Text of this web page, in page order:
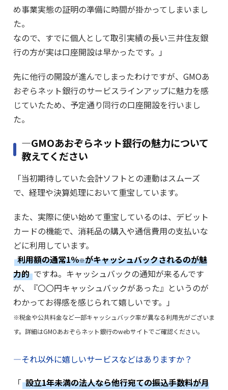
め事業実態の証明の準備に時間が掛かってしまいまし
た。
なので、すでに個人として取引実績の長い三井住友銀
行の方が実は口座開設は早かったです。」
先に他行の開設が進んでしまったわけですが、GMOあ
おぞらネット銀行のサービスラインアップに魅力を感
じていたため、予定通り同行の口座開設を行いまし
た。
―GMOあおぞらネット銀行の魅力について
教えてください
「当初期待していた会計ソフトとの連動はスムーズ
で、経理や決算処理において重宝しています。
また、実際に使い始めて重宝しているのは、デビット
カードの機能で、消耗品の購入や通信費用の支払いな
どに利用しています。
利用額の通常1％※がキャッシュバックされるのが魅
力的 ですね。キャッシュバックの通知が来るんです
が、『〇〇円キャッシュバックがあった』というのが
わかってお得感を感じられて嬉しいです。」
※税金や公共料金など一部キャッシュバック率が異なる利用先がございま
す。詳細はGMOあおぞらネット銀行のwebサイトでご確認ください。
―それ以外に嬉しいサービスなどはありますか？
「 設立1年未満の法人なら他行宛ての振込手数料が月